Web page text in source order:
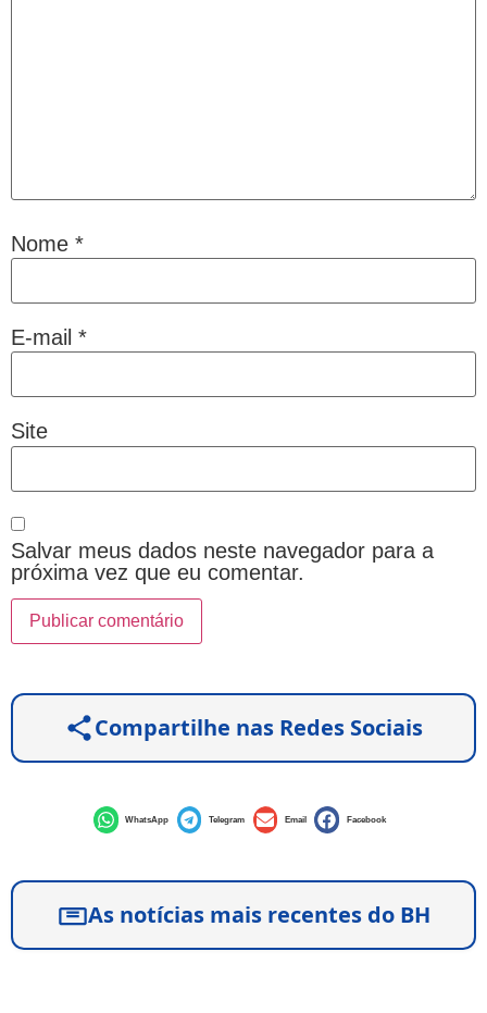
Nome *
E-mail *
Site
Salvar meus dados neste navegador para a
próxima vez que eu comentar.
Compartilhe nas Redes Sociais
WhatsApp Telegram Email Facebook
As notícias mais recentes do BH